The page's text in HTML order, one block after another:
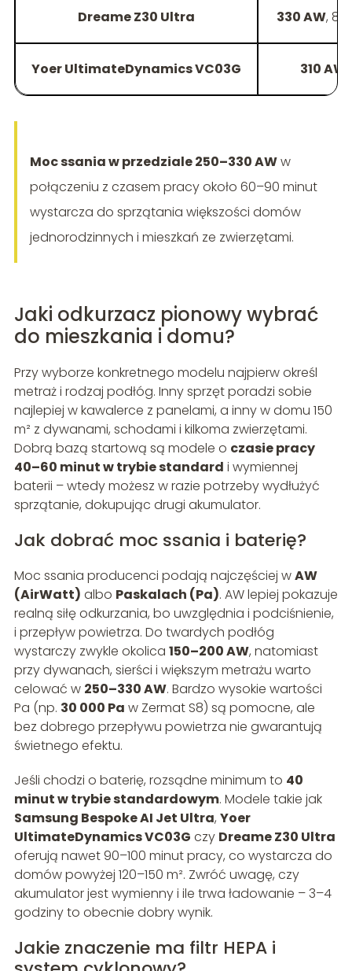
Dreame Z30 Ultra 330 AW,
Yoer UltimateDynamics VC03G 310 AW
Moc ssania w przedziale 250–330 AWw
połączeniu z czasem pracy około 60–90 minut
wystarcza do sprzątania większości domów
jednorodzinnych i mieszkań ze zwierzętami.
Jaki odkurzacz pionowy wybrać
do mieszkania i domu?
Przy wyborze konkretnego modelu najpierw określ
metraż i rodzaj podłóg. Inny sprzęt poradzi sobie
najlepiej w kawalerce z panelami, a inny w domu 150
m² z dywanami, schodami i kilkoma zwierzętami.
Dobrą bazą startową są modele o czasie pracy
40–60 minut w trybie standard i wymiennej
baterii – wtedy możesz w razie potrzeby wydłużyć
sprzątanie, dokupując drugi akumulator.
Jak dobrać moc ssania i baterię?
Moc ssania producenci podają najczęściej wAW
(AirWatt) albo Paskalach (Pa). AW lepiej pokazuje
realną siłę odkurzania, bo uwzględnia i podciśnienie,
i przepływ powietrza. Do twardych podłóg
wystarczy zwykle okolica 150–200 AW, natomiast
przy dywanach, sierści i większym metrażu warto
celować w 250–330 AW. Bardzo wysokie wartości
Pa (np. 30 000 Pa w Zermat S8) są pomocne, ale
bez dobrego przepływu powietrza nie gwarantują
świetnego efektu.
Jeśli chodzi o baterię, rozsądne minimum to 40
minut w trybie standardowym. Modele takie jak
Samsung Bespoke AI Jet Ultra, Yoer
UltimateDynamics VC03G czy Dreame Z30 Ultra
oferują nawet 90–100 minut pracy, co wystarcza do
domów powyżej 120–150 m². Zwróć uwagę, czy
akumulator jest wymienny i ile trwa ładowanie – 3–4
godziny to obecnie dobry wynik.
Jakie znaczenie ma filtr HEPA i